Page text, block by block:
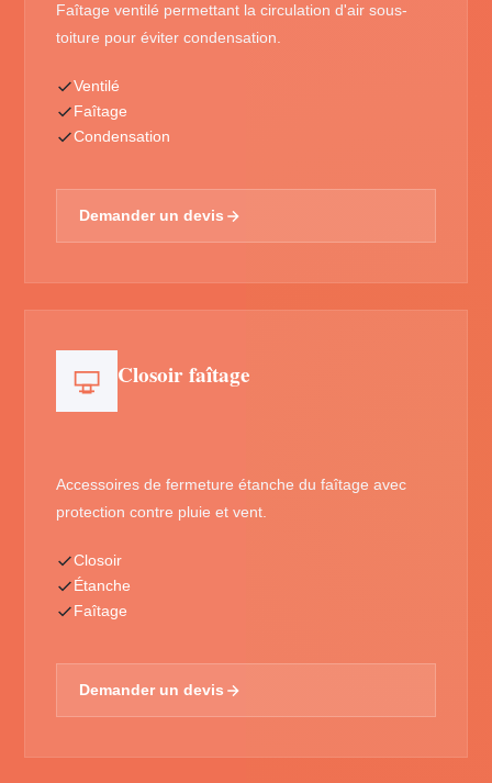
Faîtage ventilé permettant la circulation d'air sous-
toiture pour éviter condensation.
Ventilé
Faîtage
Condensation
Demander un devis
Closoir faîtage
Accessoires de fermeture étanche du faîtage avec
protection contre pluie et vent.
Closoir
Étanche
Faîtage
Demander un devis